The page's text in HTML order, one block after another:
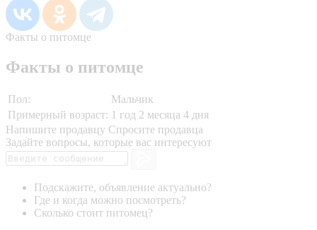
Факты о питомце
Факты о питомце
Пол:
Мальчик
Примерный возраст: 1 год 2 месяца 4 дня
Напишите продавцу Спросите продавца
Задайте вопросы, которые вас интересуют
Подскажите, объявление актуально?
Где и когда можно посмотреть?
Сколько стоит питомец?